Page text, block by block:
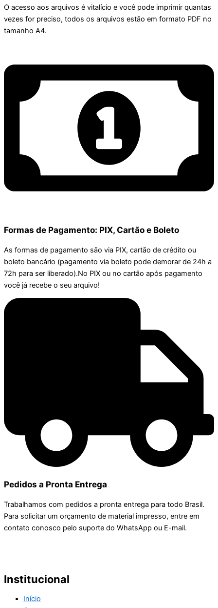
O acesso aos arquivos é vitalício e você pode imprimir quantas
vezes for preciso, todos os arquivos estão em formato PDF no
tamanho A4.
Formas de Pagamento: PIX, Cartão e Boleto
As formas de pagamento são via PIX, cartão de crédito ou
boleto bancário (pagamento via boleto pode demorar de 24h a
72h para ser liberado).No PIX ou no cartão após pagamento
você já recebe o seu arquivo!
Pedidos a Pronta Entrega
Trabalhamos com pedidos a pronta entrega para todo Brasil.
Para solicitar um orçamento de material impresso, entre em
contato conosco pelo suporte do WhatsApp ou E-mail.
Institucional
Início